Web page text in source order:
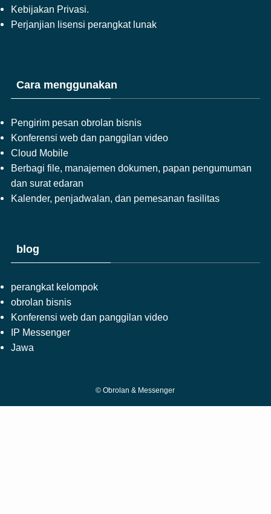
Kebijakan Privasi.
Perjanjian lisensi perangkat lunak
Cara menggunakan
Pengirim pesan obrolan bisnis
Konferensi web dan panggilan video
Cloud Mobile
Berbagi file, manajemen dokumen, papan pengumuman
dan surat edaran
Kalender, penjadwalan, dan pemesanan fasilitas
blog
perangkat kelompok
obrolan bisnis
Konferensi web dan panggilan video
IP Messenger
Jawa
© Obrolan & Messenger